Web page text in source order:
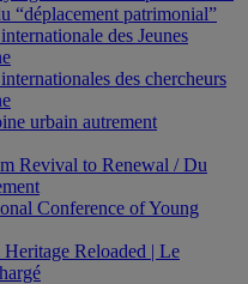
“déplacement patrimonial”
des Jeunes
des chercheurs
urbain autrement
Revival to Renewal / Du
Conference of Young
Reloaded | Le